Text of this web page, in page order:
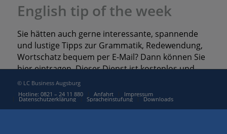
English tip of the week
Sie hätten auch gerne interessante, spannende
und lustige Tipps zur Grammatik, Redewendung,
Wortschatz bequem per E-Mail? Dann können Sie
hier eintragen. Dieser Dienst ist kostenlos und
jederzeit via Abmeldelink widerrufbar.
© LC Business Augsburg
Hotline: 0821 – 24 11 880
Anfahrt Impressum
Datenschutzerklärung Spracheinstufung Downloads